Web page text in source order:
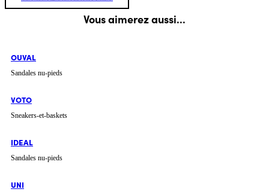
Vous aimerez aussi...
OUVAL
Sandales nu-pieds
VOTO
Sneakers-et-baskets
IDEAL
Sandales nu-pieds
UNI